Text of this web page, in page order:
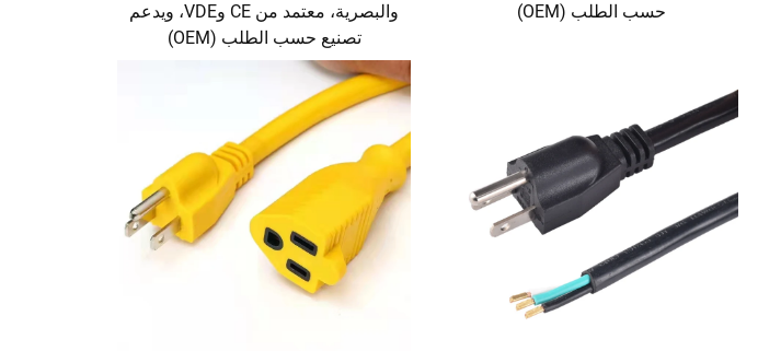
حسب الطلب (OEM)
والبصرية، معتمد من CE وVDE، ويدعم
تصنيع حسب الطلب (OEM)